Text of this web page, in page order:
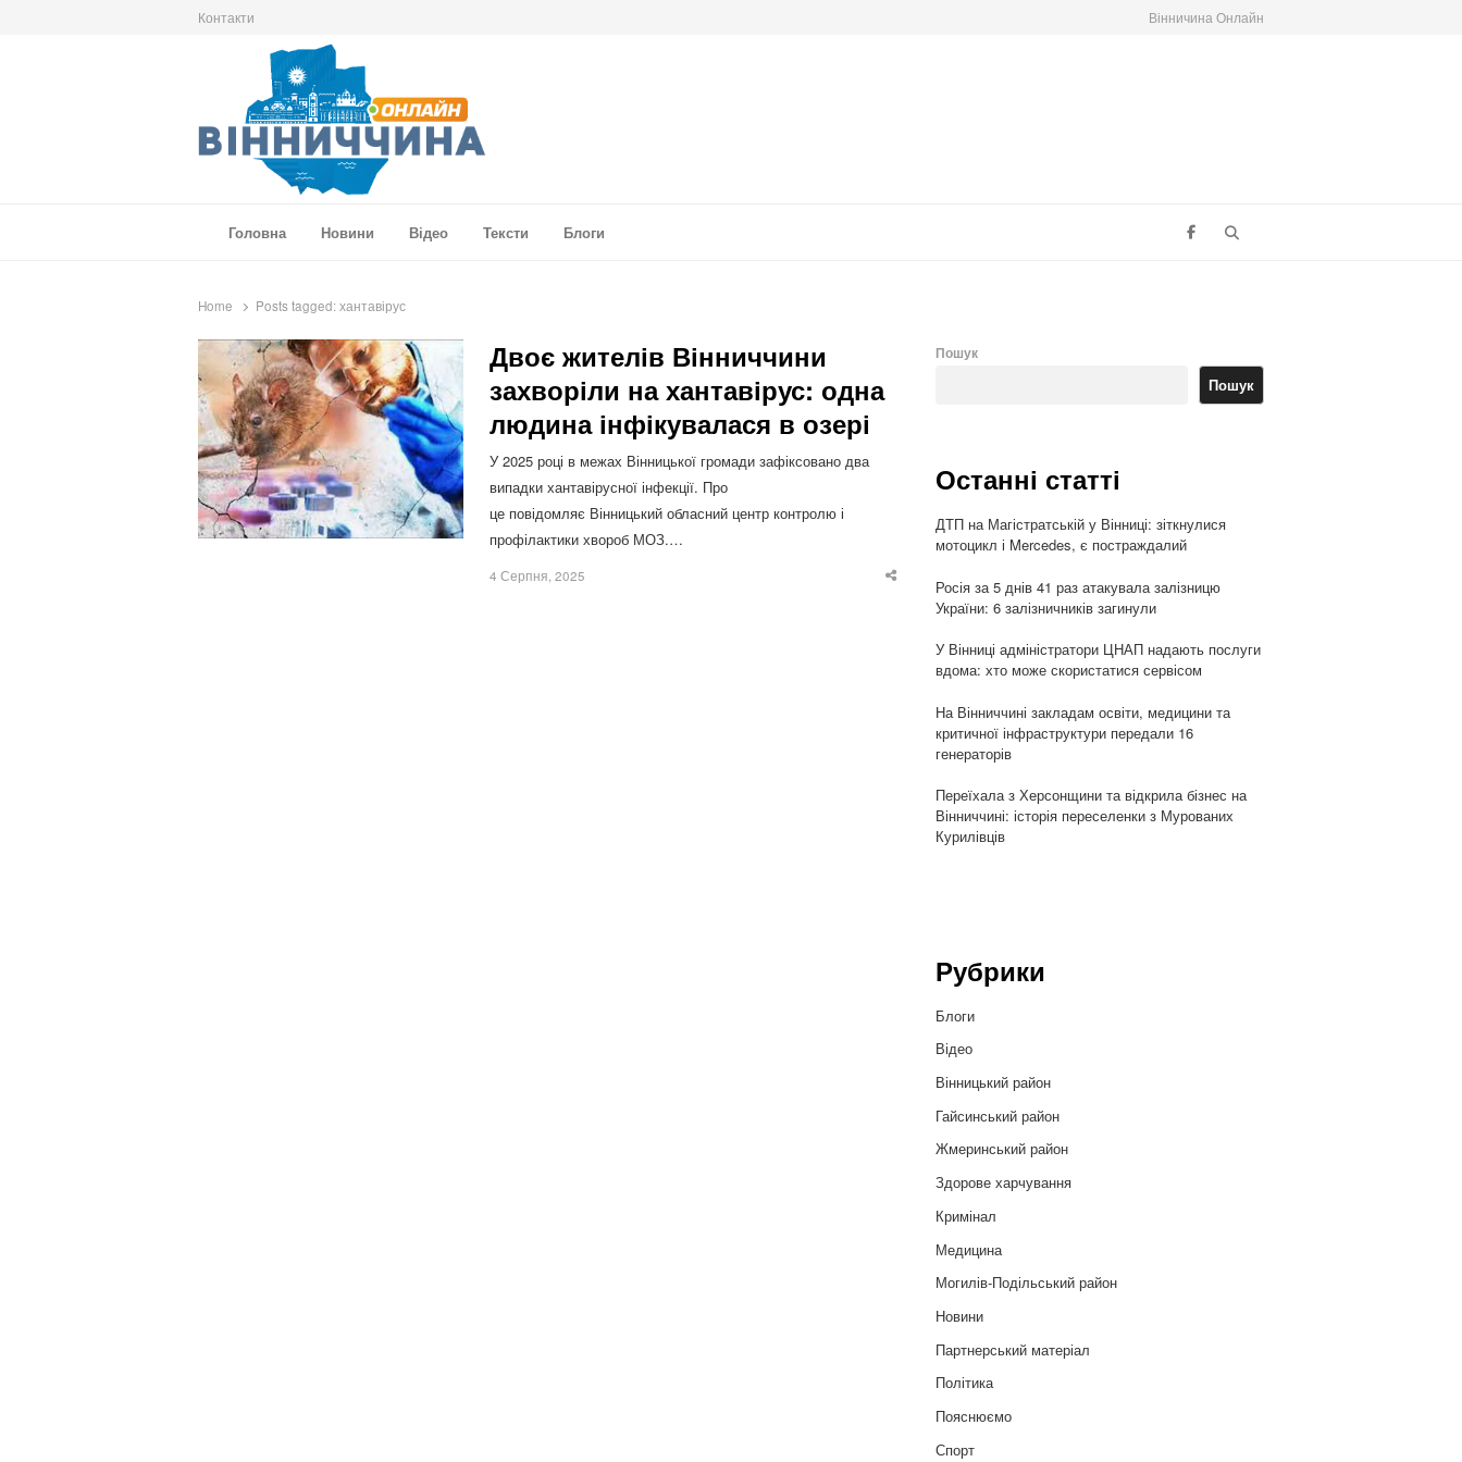
Контакти Вінничина Онлайн
Головна
Новини Відео Тексти Блоги
Home Posts tagged: хантавірус
Двоє жителів Вінниччини
захворіли на хантавірус: одна
людина інфікувалася в озері
У 2025 році в межах Вінницької громади зафіксовано два
випадки хантавірусної інфекції. Про
це повідомляє Вінницький обласний центр контролю і
профілактики хвороб МОЗ.…
4 Серпня, 2025
Share
Пошук
Пошук
Останні статті
ДТП на Магістратській у Вінниці: зіткнулися
мотоцикл і Mercedes, є постраждалий
Росія за 5 днів 41 раз атакувала залізницю
України: 6 залізничників загинули
У Вінниці адміністратори ЦНАП надають послуги
вдома: хто може скористатися сервісом
На Вінниччині закладам освіти, медицини та
критичної інфраструктури передали 16
генераторів
Переїхала з Херсонщини та відкрила бізнес на
Вінниччині: історія переселенки з Мурованих
Курилівців
Рубрики
Блоги
Відео
Вінницький район
Гайсинський район
Жмеринський район
Здорове харчування
Кримінал
Медицина
Могилів-Подільський район
Новини
Партнерський матеріал
Політика
Пояснюємо
Спорт